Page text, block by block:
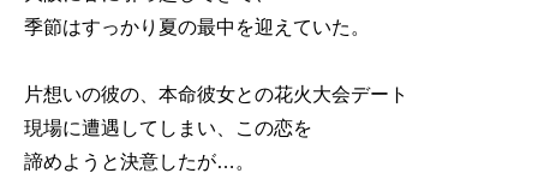
季節はすっかり夏の最中を迎えていた。
片想いの彼の、本命彼女との花火大会デート
現場に遭遇してしまい、この恋を
諦めようと決意したが…。